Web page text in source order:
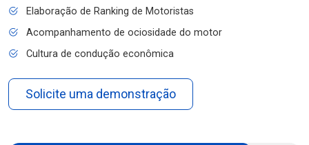
Elaboração de Ranking de Motoristas
Acompanhamento de ociosidade do motor
Cultura de condução econômica
Solicite uma demonstração